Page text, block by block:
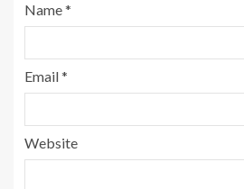
Name*
Email*
Website